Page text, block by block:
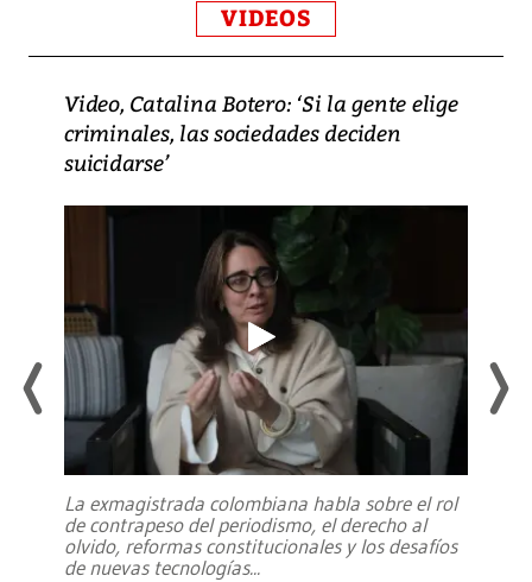
VIDEOS
Video, Catalina Botero: ‘Si la gente elige
criminales, las sociedades deciden
suicidarse’
La exmagistrada colombiana habla sobre el rol
de contrapeso del periodismo, el derecho al
olvido, reformas constitucionales y los desafíos
de nuevas tecnologías...